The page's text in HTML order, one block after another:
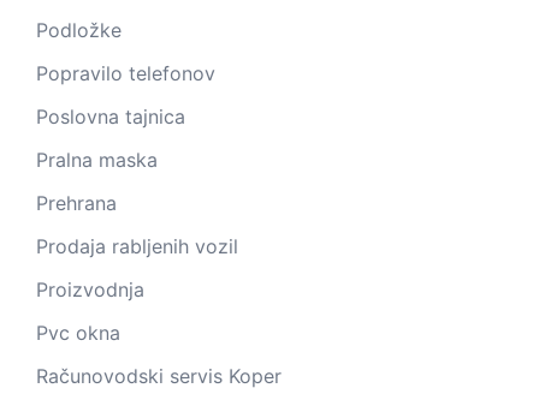
Podložke
Popravilo telefonov
Poslovna tajnica
Pralna maska
Prehrana
Prodaja rabljenih vozil
Proizvodnja
Pvc okna
Računovodski servis Koper